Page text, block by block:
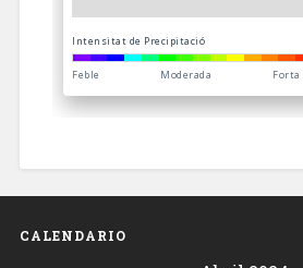
CALENDARIO